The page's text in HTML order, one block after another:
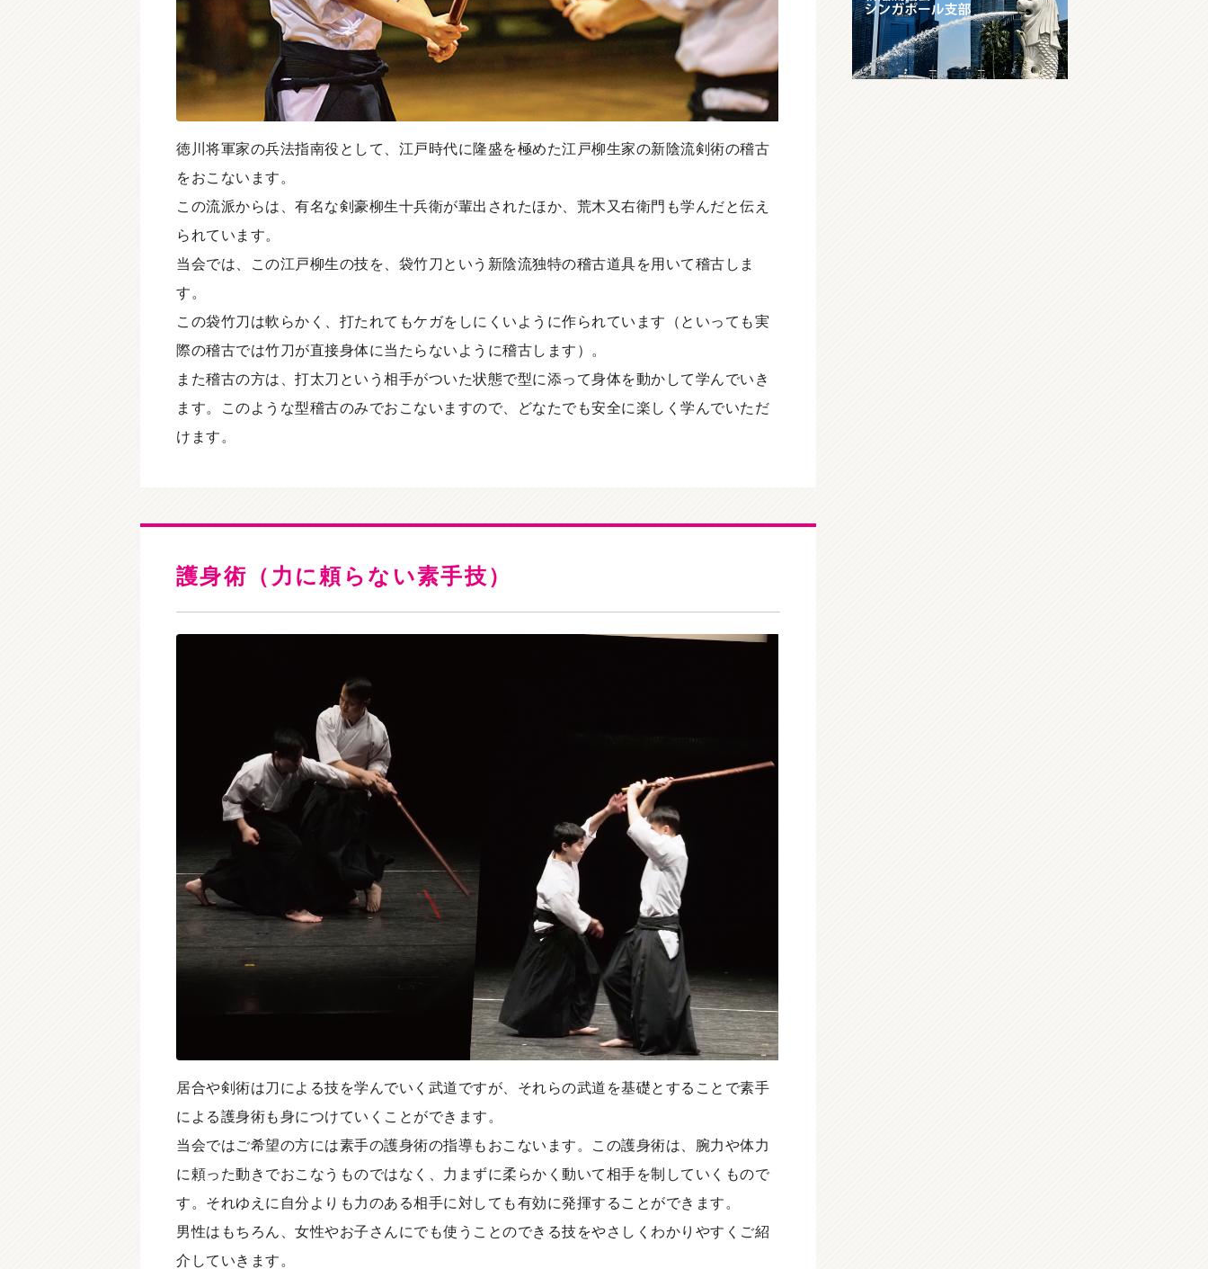
徳川将軍家の兵法指南役として、江戸時代に隆盛を極めた江戸柳生家の新陰流剣術の稽古
をおこないます。
この流派からは、有名な剣豪柳生十兵衛が輩出されたほか、荒木又右衛門も学んだと伝え
られています。
当会では、この江戸柳生の技を、袋竹刀という新陰流独特の稽古道具を用いて稽古しま
す。
この袋竹刀は軟らかく、打たれてもケガをしにくいように作られています（といっても実
際の稽古では竹刀が直接身体に当たらないように稽古します）。
また稽古の方は、打太刀という相手がついた状態で型に添って身体を動かして学んでいき
ます。このような型稽古のみでおこないますので、どなたでも安全に楽しく学んでいただ
けます。
護身術（力に頼らない素手技）
居合や剣術は刀による技を学んでいく武道ですが、それらの武道を基礎とすることで素手
による護身術も身につけていくことができます。
当会ではご希望の方には素手の護身術の指導もおこないます。この護身術は、腕力や体力
に頼った動きでおこなうものではなく、力まずに柔らかく動いて相手を制していくもので
す。それゆえに自分よりも力のある相手に対しても有効に発揮することができます。
男性はもちろん、女性やお子さんにでも使うことのできる技をやさしくわかりやすくご紹
介していきます。